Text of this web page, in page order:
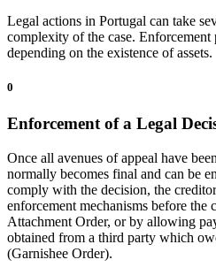
Legal actions in Portugal can take
complexity of the case. Enforcement
depending on the existence of assets.
0
Enforcement of a Legal
Once all avenues of appeal have
normally becomes final and can be
comply with the decision, the
enforcement mechanisms before the
Attachment Order, or by allowing
obtained from a third party which
(Garnishee Order).